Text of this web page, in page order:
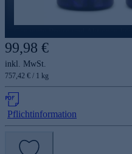
99,98 €
inkl. MwSt.
757,42 € / 1 kg
Pflichtinformation